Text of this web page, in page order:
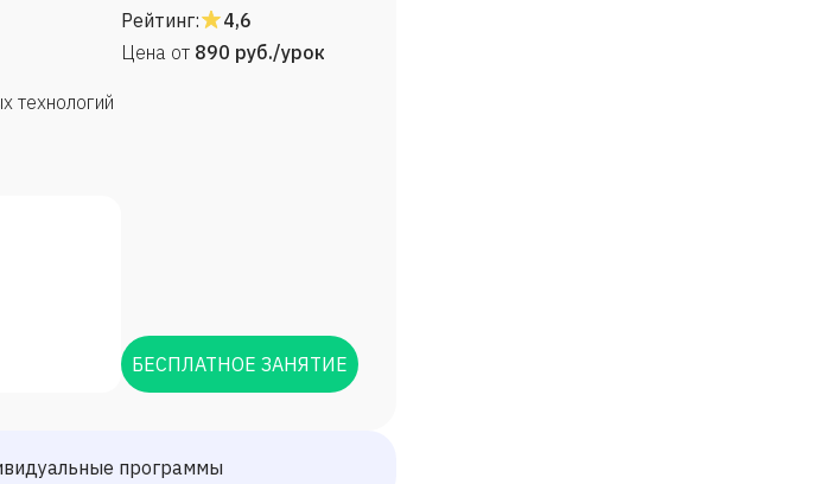
технологий
Рейтинг:
4,6
Цена от 890 руб./урок
БЕСПЛАТНОЕ ЗАНЯТИЕ
программы